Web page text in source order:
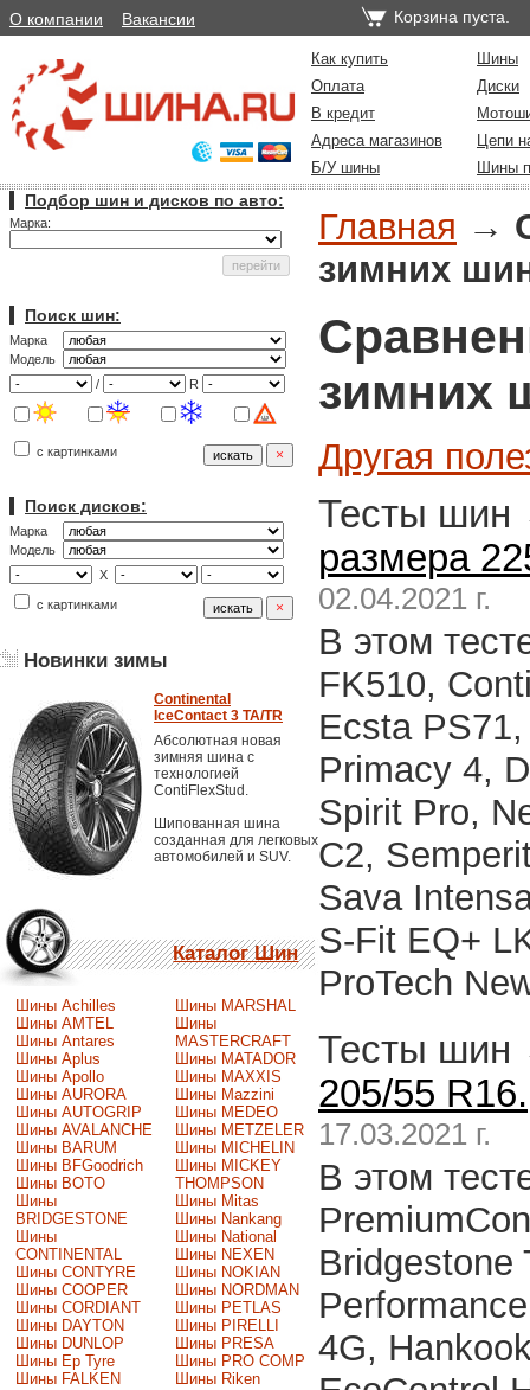
О компании Вакансии Корзина пуста.
Как купить
Шины
Оплата
Диски
В кредит
Адреса магазинов
Цепи
Б/У шины
Шины
Подбор шин и дисков по авто:
Марка:
Поиск шин:
Марка
Модель
/
R
с картинками
Поиск дисков:
Марка
Модель
X
с картинками
Новинки зимы
Continental
IceContact 3 TA/TR
Абсолютная новая
зимняя шина с
технологией
ContiFlexStud.
Шипованная шина
созданная для легковых
автомобилей и SUV.
Каталог Шин
Шины Achilles
Шины AMTEL
Шины Antares
Шины Aplus
Шины Apollo
Шины AURORA
Шины AUTOGRIP
Шины AVALANCHE
Шины BARUM
Шины BFGoodrich
Шины BOTO
Шины
BRIDGESTONE
Шины
CONTINENTAL
Шины CONTYRE
Шины COOPER
Шины CORDIANT
Шины DAYTON
Шины DUNLOP
Шины Ep Tyre
Шины FALKEN
Шины MARSHAL
Шины
MASTERCRAFT
Шины MATADOR
Шины MAXXIS
Шины Mazzini
Шины MEDEO
Шины METZELER
Шины MICHELIN
Шины MICKEY
THOMPSON
Шины Mitas
Шины Nankang
Шины National
Шины NEXEN
Шины NOKIAN
Шины NORDMAN
Шины PETLAS
Шины PIRELLI
Шины PRESA
Шины PRO COMP
Шины Riken
Главная →
зимних
зимних
Другая
Тесты
размера
02.04.2021 г.
В этом
FK510,
Ecsta
Primacy 4,
Spirit Pro,
C2,
Sava
S-Fit EQ+
ProTech
Тесты
205/55 R16.
17.03.2021 г.
В этом
Bridgestone
4G,